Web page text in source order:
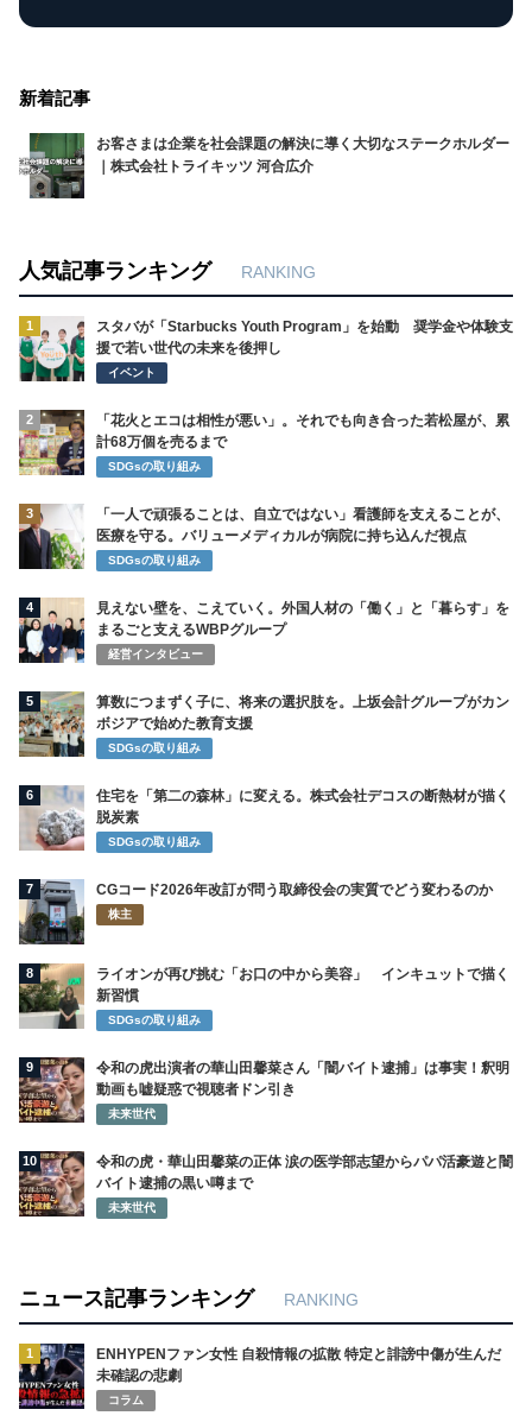
新着記事
お客さまは企業を社会課題の解決に導く大切なステークホルダー
｜株式会社トライキッツ 河合広介
人気記事ランキング RANKING
1
スタバが「Starbucks Youth Program」を始動 奨学金や体験支
援で若い世代の未来を後押し
イベント
2
「花火とエコは相性が悪い」。それでも向き合った若松屋が、累
計68万個を売るまで
SDGsの取り組み
3
「一人で頑張ることは、自立ではない」看護師を支えることが、
医療を守る。バリューメディカルが病院に持ち込んだ視点
SDGsの取り組み
4
見えない壁を、こえていく。外国人材の「働く」と「暮らす」を
まるごと支えるWBPグループ
経営インタビュー
5
算数につまずく子に、将来の選択肢を。上坂会計グループがカン
ボジアで始めた教育支援
SDGsの取り組み
6
住宅を「第二の森林」に変える。株式会社デコスの断熱材が描く
脱炭素
SDGsの取り組み
7 CGコード2026年改訂が問う取締役会の実質でどう変わるのか
株主
8
ライオンが再び挑む「お口の中から美容」 インキュットで描く
新習慣
SDGsの取り組み
9
令和の虎出演者の華山田馨菜さん「闇バイト逮捕」は事実！釈明
動画も嘘疑惑で視聴者ドン引き
未来世代
10
令和の虎・華山田馨菜の正体 涙の医学部志望からパパ活豪遊と闇
バイト逮捕の黒い噂まで
未来世代
ニュース記事ランキング RANKING
1
ENHYPENファン女性 自殺情報の拡散 特定と誹謗中傷が生んだ
未確認の悲劇
コラム